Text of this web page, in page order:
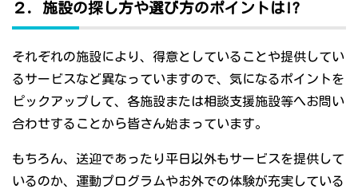
２．施設の探し方や選び方のポイントは!?
それぞれの施設により、得意としていることや提供してい
るサービスなど異なっていますので、気になるポイントを
ピックアップして、各施設または相談支援施設等へお問い
合わせすることから皆さん始まっています。
もちろん、送迎であったり平日以外もサービスを提供して
いるのか、運動プログラムやお外での体験が充実している